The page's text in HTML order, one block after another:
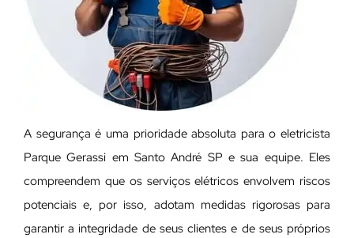
A segurança é uma prioridade absoluta para o eletricista
Parque Gerassi em Santo André SP e sua equipe. Eles
compreendem que os serviços elétricos envolvem riscos
potenciais e, por isso, adotam medidas rigorosas para
garantir a integridade de seus clientes e de seus próprios